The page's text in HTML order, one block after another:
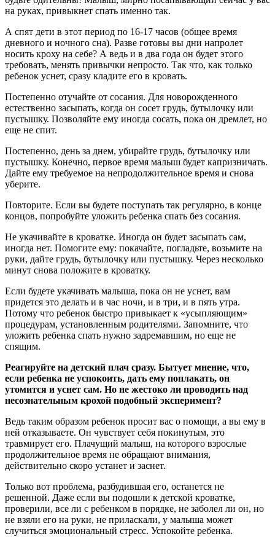
на руках, привыкнет спать именно так.
А спят дети в этот период по 16-17 часов (общее время
дневного и ночного сна). Разве готовы вы дни напролет
носить кроху на себе? А ведь и в два года он будет этого
требовать, менять привычки непросто. Так что, как только
ребенок уснет, сразу кладите его в кровать.
Постепенно отучайте от сосания. Для новорожденного
естественно засыпать, когда он сосет грудь, бутылочку или
пустышку. Позволяйте ему иногда сосать, пока он дремлет, но
еще не спит.
Постепенно, день за днем, убирайте грудь, бутылочку или
пустышку. Конечно, первое время малыш будет капризничать.
Дайте ему требуемое на непродолжительное время и снова
уберите.
Повторите. Если вы будете поступать так регулярно, в конце
концов, попробуйте уложить ребенка спать без сосания.
Не укачивайте в кроватке. Иногда он будет засыпать сам,
иногда нет. Помогите ему: покачайте, погладьте, возьмите на
руки, дайте грудь, бутылочку или пустышку. Через несколько
минут снова положите в кроватку.
Если будете укачивать малыша, пока он не уснет, вам
придется это делать и в час ночи, и в три, и в пять утра.
Потому что ребенок быстро привыкает к «усыпляющим»
процедурам, установленным родителями. Запомните, что
уложить ребенка спать нужно задремавшим, но еще не
спящим.
Реагируйте на детский плач сразу. Бытует мнение, что,
если ребенка не успокоить, дать ему поплакать, он
утомится и уснет сам. Но не жестоко ли проводить над
несознательным крохой подобный эксперимент?
Ведь таким образом ребенок просит вас о помощи, а вы ему в
ней отказываете. Он чувствует себя покинутым, это
травмирует его. Плачущий малыш, на которого взрослые
продолжительное время не обращают внимания,
действительно скоро устанет и заснет.
Только вот проблема, разбудившая его, останется не
решенной. Даже если вы подошли к детской кроватке,
проверили, все ли с ребенком в порядке, не заболел ли он, но
не взяли его на руки, не приласкали, у малыша может
случиться эмоциональный стресс. Успокойте ребенка.